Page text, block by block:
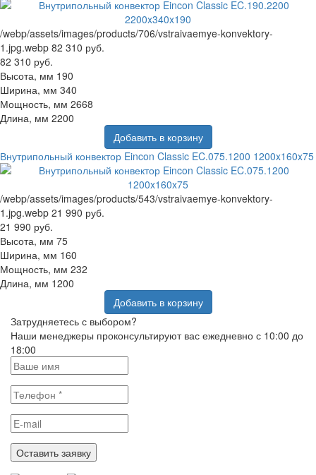
/webp/assets/images/products/706/vstraivaemye-konvektory-
1.jpg.webp 82 310 руб.
82 310 руб.
Высота, мм 190
Ширина, мм 340
Мощность, мм 2668
Длина, мм 2200
Добавить в корзину
Внутрипольный конвектор Eincon Classic EC.075.1200 1200x160x75
/webp/assets/images/products/543/vstraivaemye-konvektory-
1.jpg.webp 21 990 руб.
21 990 руб.
Высота, мм 75
Ширина, мм 160
Мощность, мм 232
Длина, мм 1200
Добавить в корзину
Затрудняетесь с выбором?
Наши менеджеры проконсультируют вас ежедневно с 10:00 до
18:00